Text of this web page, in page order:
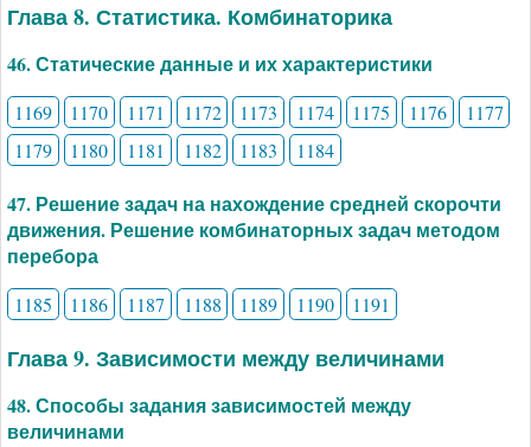
Глава 8. Статистика. Комбинаторика
46. Статические данные и их характеристики
1169 1170 1171 1172 1173 1174 1175 1176
1177
1179
1180 1181 1182 1183 1184
47. Решение задач на нахождение средней скорочти
движения. Решение комбинаторных задач методом
перебора
1185 1186 1187 1188 1189 1190 1191
Глава 9. Зависимости между величинами
48. Способы задания зависимостей между
величинами